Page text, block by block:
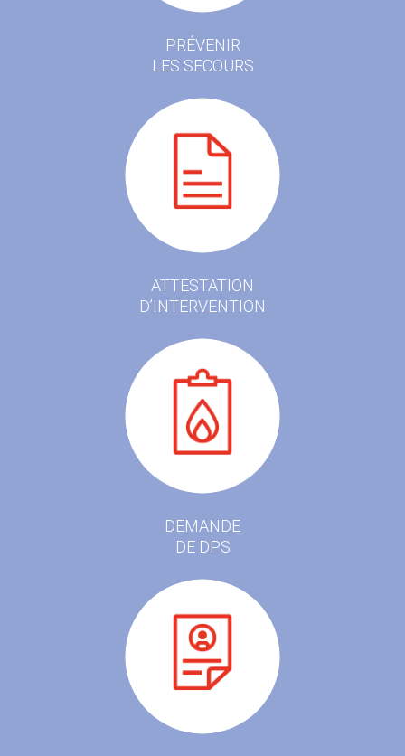
PRÉVENIR
LES SECOURS
ATTESTATION
D’INTERVENTION
DEMANDE
DE DPS